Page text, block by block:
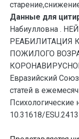
Данные для
Набиулловна .
РЕАБИЛИТАЦИЯ
ПОЖИЛОГО
Евразийский
статей в
Психологические
10.31618/